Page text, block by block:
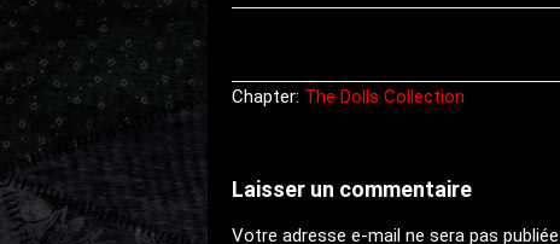
Chapter: The Dolls Collection
Laisser un commentaire
Votre adresse e-mail ne sera pas publiée.